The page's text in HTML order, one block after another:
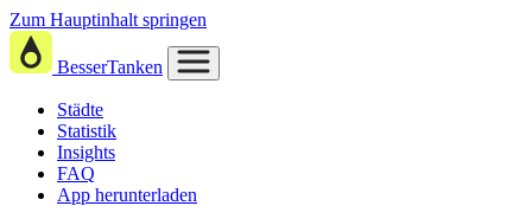
Zum Hauptinhalt springen
BesserTanken
Städte
Statistik
Insights
FAQ
App herunterladen